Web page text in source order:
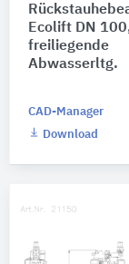
Ecolift DN
freiliegende
Abwasserltg.
CAD-Manager
Download